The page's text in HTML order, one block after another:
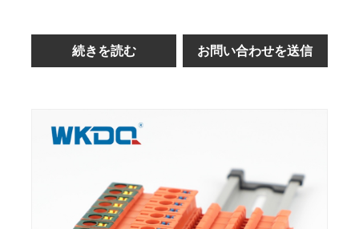
続きを読む お問い合わせを送信